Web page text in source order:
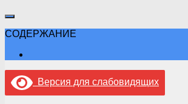
СОДЕРЖАНИЕ
Версия для слабовидящих